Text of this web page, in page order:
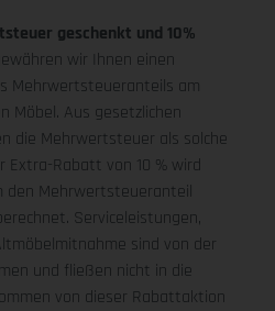
geschenkt und 10%
wir Ihnen einen
Mehrwertsteueranteils am
Möbel. Aus gesetzlichen
die Mehrwertsteuer als solche
Extra-Rabatt von 10 % wird
den Mehrwertsteueranteil
Serviceleistungen,
sind von der
und fließen nicht in die
von dieser Rabattaktion